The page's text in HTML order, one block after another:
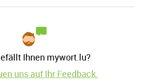
Ihnen mywort.lu?
uns auf Ihr Feedback.